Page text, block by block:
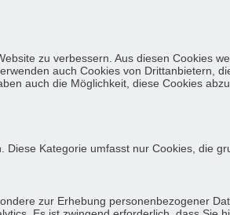
zu verbessern. Aus diesen Cookies
auch Cookies von Drittanbietern,
auch die Möglichkeit, diese Cookies
Kategorie umfasst nur Cookies, die
zur Erhebung personenbezogener